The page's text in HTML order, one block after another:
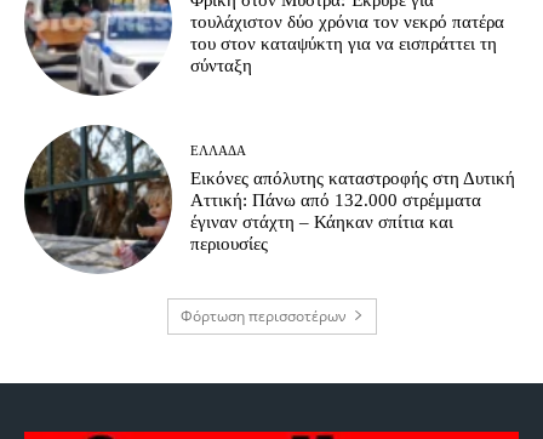
τουλάχιστον δύο χρόνια τον νεκρό πατέρα
του στον καταψύκτη για να εισπράττει τη
σύνταξη
ΕΛΛΆΔΑ
Εικόνες απόλυτης καταστροφής στη Δυτική
Αττική: Πάνω από 132.000 στρέμματα
έγιναν στάχτη – Κάηκαν σπίτια και
περιουσίες
Φόρτωση περισσοτέρων